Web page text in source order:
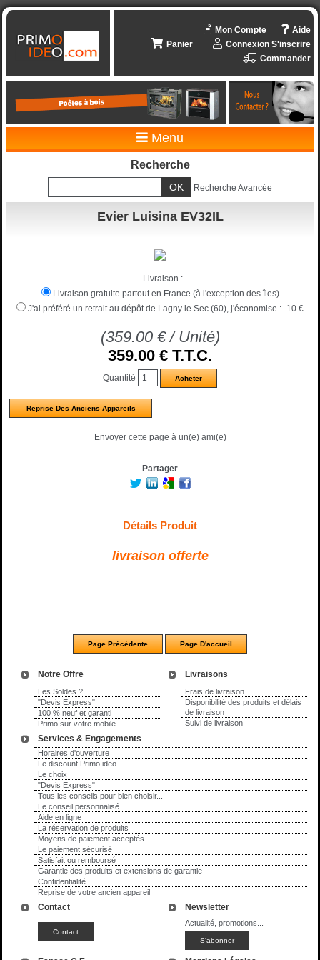
Aide
Mon Compte
Connexion S'inscrire
Panier
Commander
Menu
Notre Offre
Les Soldes ?
"Devis Express"
100 % neuf et garanti
Primo sur votre mobile
Livraisons
Frais de livraison
Disponibilité des produits et délais
de livraison
Suivi de livraison
Services & Engagements
Horaires d'ouverture
Le discount Primo ideo
Le choix
"Devis Express"
Tous les conseils pour bien choisir...
Le conseil personnalisé
Aide en ligne
La réservation de produits
Moyens de paiement acceptés
Le paiement sécurisé
Satisfait ou remboursé
Garantie des produits et extensions de garantie
Confidentialité
Reprise de votre ancien appareil
Recherche
Recherche Avancée
Contact Newsletter
Actualité, promotions...
Evier Luisina EV32IL
- Livraison :
Livraison gratuite partout en France (à l'exception des îles)
J'ai préféré un retrait au dépôt de Lagny le Sec (60), j'économise : -10 €
(359.00 €/ Unité)
359.00 € T.T.C.
Quantité
Reprise Des Anciens Appareils
Envoyer cette page à un(e) ami(e)
Partager
Détails Produit
livraison offerte